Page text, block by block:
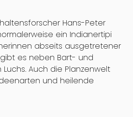
Hans-Peter
ein Indianertipi
abseits ausgetretener
es neben Bart- und
Auch die Planzenwelt
und heilende